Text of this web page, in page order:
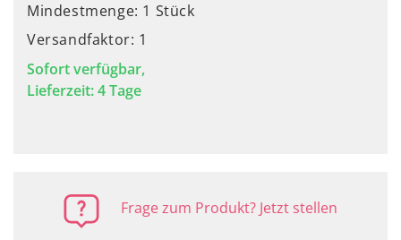
Mindestmenge: 1 Stück
Versandfaktor: 1
Sofort verfügbar,
Lieferzeit: 4 Tage
Frage zum Produkt? Jetzt stellen